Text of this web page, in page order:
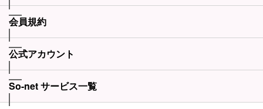
会員規約
公式アカウント
So-net サービス一覧